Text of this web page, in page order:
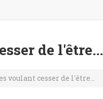
de l'être...
voulant cesser de l'être...